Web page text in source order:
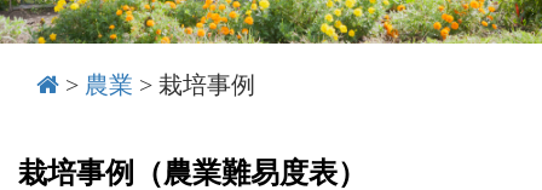
t
i
> 農業 > 栽培事例
栽培事例（農業難易度表）